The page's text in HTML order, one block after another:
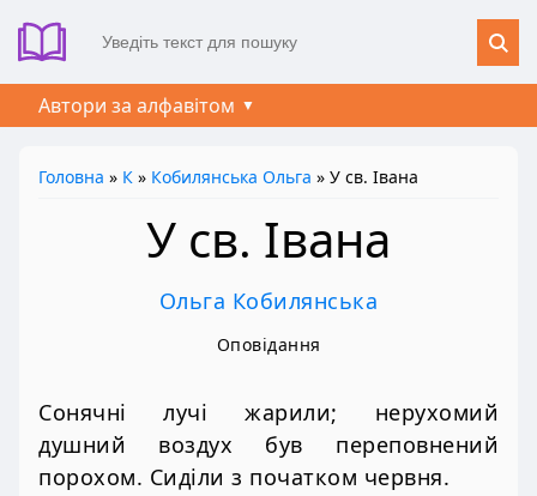
Автори за алфавітом
Головна » К » Кобилянська Ольга » У св. Івана
У св. Івана
Ольга Кобилянська
Оповідання
Сонячні лучі жарили; нерухомий
душний воздух був переповнений
порохом. Сиділи з початком червня.